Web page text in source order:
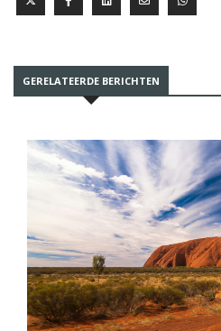
GERELATEERDE BERICHTEN